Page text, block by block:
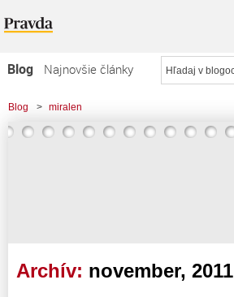
Blog
Najnovšie články
Najčítanejšie články
Najkomentovanejšie články
Blog > miralen
Archív: november, 2011